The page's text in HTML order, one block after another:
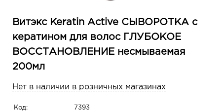
Витэкс Keratin Active СЫВОРОТКА с
кератином для волос ГЛУБОКОЕ
ВОССТАНОВЛЕНИЕ несмываемая
200мл
Нет в наличии в розничных магазинах
Код: 7393